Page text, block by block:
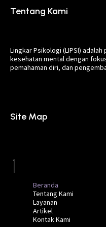
Tentang Kami
Lingkar Psikologi (LIPSI)
kesehatan mental dengan
pemahaman diri, dan
Site Map
Beranda
Tentang Kami
Layanan
Artikel
Kontak Kami